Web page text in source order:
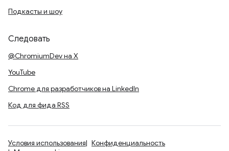
Подкасты и шоу
Следовать
@ChromiumDev на X
YouTube
Chrome для разработчиков на LinkedIn
Код для фида RSS
Условия использования
Конфиденциальность